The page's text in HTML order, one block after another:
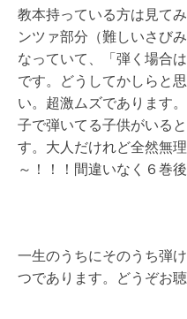
教本持っている方は見て
ンツァ部分（難しいさび
なっていて、「弾く場合
です。どうしてかしらと
い。超激ムズであります
子で弾いてる子供がいる
す。大人だけれど全然無
～！！！間違いなく６巻
一生のうちにそのうち弾
つであります。どうぞお聴